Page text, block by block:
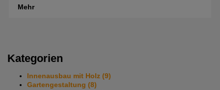
Mehr
Kategorien
Innenausbau mit Holz (9)
Gartengestaltung (8)